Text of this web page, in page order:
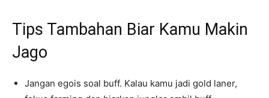
Tips Tambahan Biar Kamu Makin
Jago
Jangan egois soal buff. Kalau kamu jadi gold laner,